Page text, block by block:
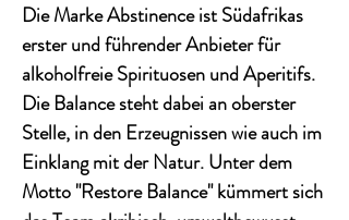
Die Marke Abstinence ist Südafrikas
erster und führender Anbieter für
alkoholfreie Spirituosen und Aperitifs.
Die Balance steht dabei an oberster
Stelle, in den Erzeugnissen wie auch im
Einklang mit der Natur. Unter dem
Motto "Restore Balance" kümmert sich